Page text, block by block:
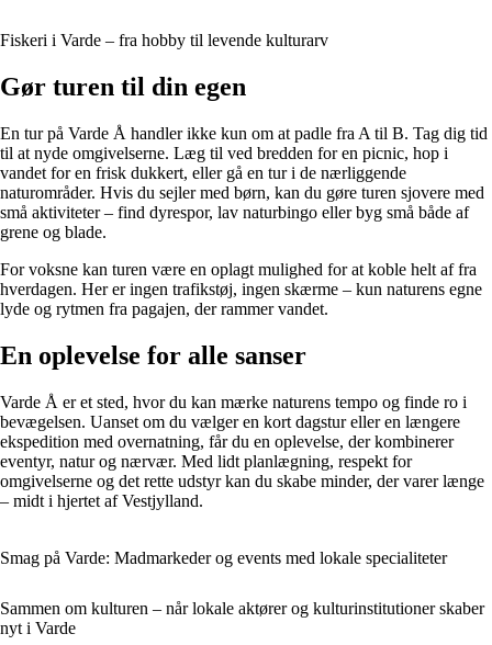
Fiskeri i Varde – fra hobby til levende kulturarv
Gør turen til din egen
En tur på Varde Å handler ikke kun om at padle fra A til B. Tag dig tid
til at nyde omgivelserne. Læg til ved bredden for en picnic, hop i
vandet for en frisk dukkert, eller gå en tur i de nærliggende
naturområder. Hvis du sejler med børn, kan du gøre turen sjovere med
små aktiviteter – find dyrespor, lav naturbingo eller byg små både af
grene og blade.
For voksne kan turen være en oplagt mulighed for at koble helt af fra
hverdagen. Her er ingen trafikstøj, ingen skærme – kun naturens egne
lyde og rytmen fra pagajen, der rammer vandet.
En oplevelse for alle sanser
Varde Å er et sted, hvor du kan mærke naturens tempo og finde ro i
bevægelsen. Uanset om du vælger en kort dagstur eller en længere
ekspedition med overnatning, får du en oplevelse, der kombinerer
eventyr, natur og nærvær. Med lidt planlægning, respekt for
omgivelserne og det rette udstyr kan du skabe minder, der varer længe
– midt i hjertet af Vestjylland.
Smag på Varde: Madmarkeder og events med lokale specialiteter
Sammen om kulturen – når lokale aktører og kulturinstitutioner skaber
nyt i Varde